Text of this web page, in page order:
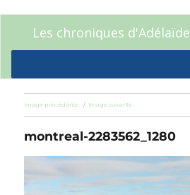
Les chroniques d'Adélaïde
Image précédente Image suivante
montreal-2283562_1280